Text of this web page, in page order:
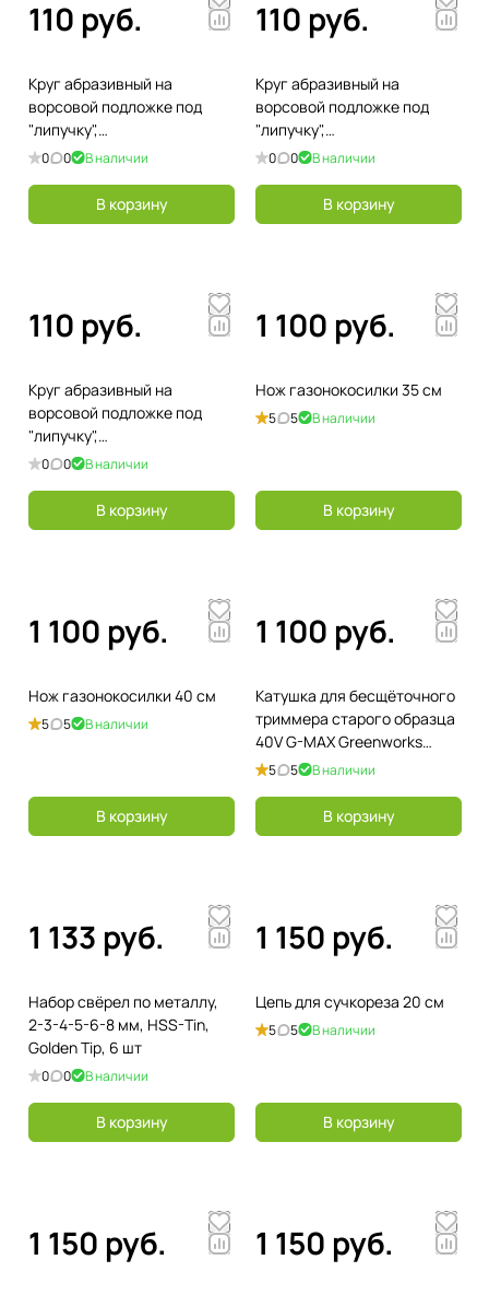
110 руб.
Круг абразивный на
ворсовой подложке под
"липучку",
перфорированный, P 120,
0 0 В наличии
В корзину
110 руб.
Круг абразивный на
ворсовой подложке под
"липучку",
перфорированный, P 80, 125
0 0 В наличии
В корзину
110 руб.
Круг абразивный на
ворсовой подложке под
"липучку",
перфорированный, P 60, 125
0 0 В наличии
В корзину
1 100 руб.
Нож газонокосилки 35 см
5 5 В наличии
В корзину
1 100 руб.
Нож газонокосилки 40 см
5 5 В наличии
В корзину
1 100 руб.
Катушка для бесщёточного
триммера старого образца
40V G-MAX Greenworks
(комплект 2 шт)
5 5 В наличии
В корзину
1 133 руб.
Набор свёрел по металлу,
2-3-4-5-6-8 мм, HSS-Tin,
Golden Tip, 6 шт
0 0 В наличии
В корзину
1 150 руб.
Цепь для сучкореза 20 см
5 5 В наличии
В корзину
1 150 руб. 1 150 руб.